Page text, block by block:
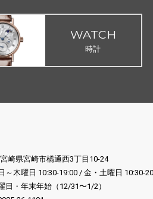
WATCH
時計
崎県宮崎市橘通西3丁目10-24
～木曜日 10:30-19:00 / 金・土曜日 10:30-
日・年末年始（12/31〜1/2）